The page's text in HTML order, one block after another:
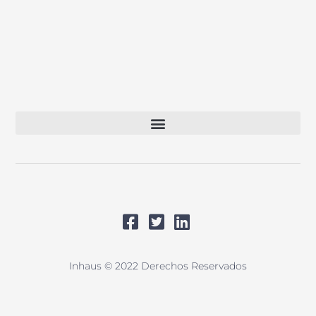
Inhaus © 2022 Derechos Reservados